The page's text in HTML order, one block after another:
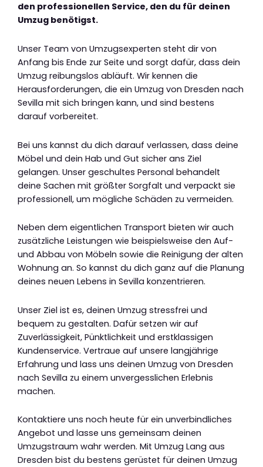
den professionellen Service, den du für deinen
Umzug benötigst.
Unser Team von Umzugsexperten steht dir von
Anfang bis Ende zur Seite und sorgt dafür, dass dein
Umzug reibungslos abläuft. Wir kennen die
Herausforderungen, die ein Umzug von Dresden nach
Sevilla mit sich bringen kann, und sind bestens
darauf vorbereitet.
Bei uns kannst du dich darauf verlassen, dass deine
Möbel und dein Hab und Gut sicher ans Ziel
gelangen. Unser geschultes Personal behandelt
deine Sachen mit größter Sorgfalt und verpackt sie
professionell, um mögliche Schäden zu vermeiden.
Neben dem eigentlichen Transport bieten wir auch
zusätzliche Leistungen wie beispielsweise den Auf-
und Abbau von Möbeln sowie die Reinigung der alten
Wohnung an. So kannst du dich ganz auf die Planung
deines neuen Lebens in Sevilla konzentrieren.
Unser Ziel ist es, deinen Umzug stressfrei und
bequem zu gestalten. Dafür setzen wir auf
Zuverlässigkeit, Pünktlichkeit und erstklassigen
Kundenservice. Vertraue auf unsere langjährige
Erfahrung und lass uns deinen Umzug von Dresden
nach Sevilla zu einem unvergesslichen Erlebnis
machen.
Kontaktiere uns noch heute für ein unverbindliches
Angebot und lasse uns gemeinsam deinen
Umzugstraum wahr werden. Mit Umzug Lang aus
Dresden bist du bestens gerüstet für deinen Umzug